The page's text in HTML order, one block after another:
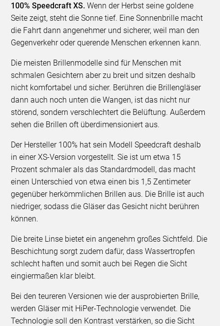
100% Speedcraft XS.Wenn der Herbst seine goldene
Seite zeigt, steht die Sonne tief. Eine Sonnenbrille macht
die Fahrt dann angenehmer und sicherer, weil man den
Gegenverkehr oder querende Menschen erkennen kann.
Die meisten Brillenmodelle sind für Menschen mit
schmalen Gesichtern aber zu breit und sitzen deshalb
nicht komfortabel und sicher. Berühren die Brillengläser
dann auch noch unten die Wangen, ist das nicht nur
störend, sondern verschlechtert die Belüftung. Außerdem
sehen die Brillen oft überdimensioniert aus.
Der Hersteller 100% hat sein Modell Speedcraft deshalb
in einer XS-Version vorgestellt. Sie ist um etwa 15
Prozent schmaler als das Standardmodell, das macht
einen Unterschied von etwa einen bis 1,5 Zentimeter
gegenüber herkömmlichen Brillen aus. Die Brille ist auch
niedriger, sodass die Gläser das Gesicht nicht berühren
können.
Die breite Linse bietet ein angenehm großes Sichtfeld. Die
Beschichtung sorgt zudem dafür, dass Wassertropfen
schlecht haften und somit auch bei Regen die Sicht
eingiermaßen klar bleibt.
Bei den teureren Versionen wie der ausprobierten Brille,
werden Gläser mit HiPer-Technologie verwendet. Die
Technologie soll den Kontrast verstärken, so die Sicht